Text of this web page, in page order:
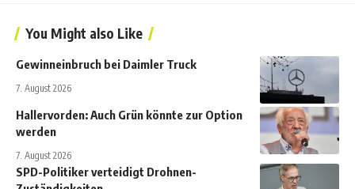
You Might also Like
Gewinneinbruch bei Daimler Truck
7. August 2026
Hallervorden: Auch Grün könnte zur Option
werden
7. August 2026
SPD-Politiker verteidigt Drohnen-